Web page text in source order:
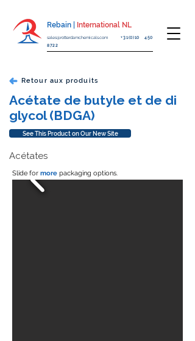
Rebain | International NL
sales@rotterdamchemicals.com+31(0)10 450
8722
Retour aux produits
Acétate de butyle et de di
glycol (BDGA)
See This Product on Our New Site
Acétates
Slide for more packaging options.